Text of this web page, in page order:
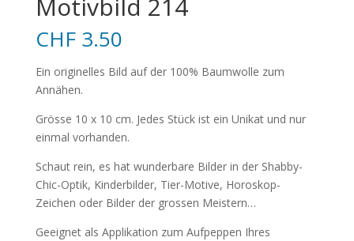
Motivbild 214
CHF3.50
Ein originelles Bild auf der 100% Baumwolle zum
Annähen.
Grösse 10 x 10 cm. Jedes Stück ist ein Unikat und nur
einmal vorhanden.
Schaut rein, es hat wunderbare Bilder in der Shabby-
Chic-Optik, Kinderbilder, Tier-Motive, Horoskop-
Zeichen oder Bilder der grossen Meistern…
Geeignet als Applikation zum Aufpeppen Ihres